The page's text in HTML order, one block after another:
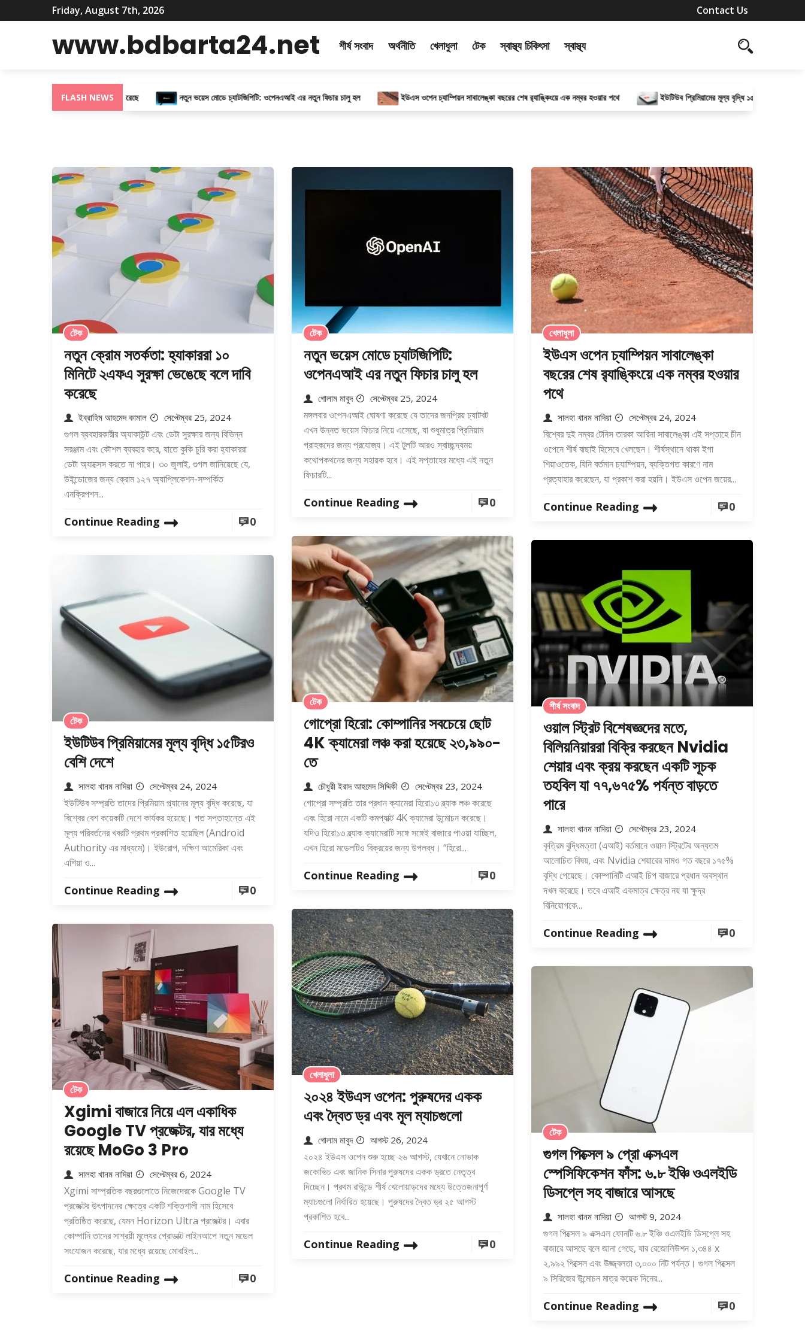
Friday, August 7th, 2026 Contact Us
www.bdbarta24.net শীর্ষ সংবাদ অর্থনীতি খেলাধুলা টেক স্বাস্থ্য চিকিৎসা স্বাস্থ্য
FLASH NEWS
২এফএ সুরক্ষা ভেঙেছে বলে দাবি করেছে নতুন ভয়েস মোডে চ্যাটজিপিটি: ওপেনএআই এর নতুন ফিচার চালু হল ইউএস ওপেন চ্যাম্পিয়ন সাবালেঙ্কা বছরের শেষ র‍্যাঙ্কিংয়ে এক নম্বর হওয়ার পথে ইউটিউব প্রিমিয়ামের মূল্য বৃদ্ধি ১৫টিরও বেশি দেশে
টেক
নতুন ক্রোম সতর্কতা: হ্যাকাররা ১০
মিনিটে ২এফএ সুরক্ষা ভেঙেছে বলে দাবি
করেছে
ইব্রাহিম আহমেদ কামাল সেপ্টেম্বর 25, 2024
গুগল ব্যবহারকারীর অ্যাকাউন্ট এবং ডেটা সুরক্ষার জন্য বিভিন্ন
সরঞ্জাম এবং কৌশল ব্যবহার করে, যাতে কুকি চুরি করা হ্যাকাররা
ডেটা অ্যাক্সেস করতে না পারে। ৩০ জুলাই, গুগল জানিয়েছে যে,
উইন্ডোজের জন্য ক্রোম ১২৭ অ্যাপ্লিকেশন-সম্পর্কিত
এনক্রিপশন...
Continue Reading 0
টেক
নতুন ভয়েস মোডে চ্যাটজিপিটি:
ওপেনএআই এর নতুন ফিচার চালু হল
গোলাম মাবুদ সেপ্টেম্বর 25, 2024
মঙ্গলবার ওপেনএআই ঘোষণা করেছে যে তাদের জনপ্রিয় চ্যাটবট
এখন উন্নত ভয়েস ফিচার নিয়ে এসেছে, যা শুধুমাত্র প্রিমিয়াম
গ্রাহকদের জন্য প্রযোজ্য। এই টুলটি আরও স্বাচ্ছন্দ্যময়
কথোপকথনের জন্য সহায়ক হবে। এই সপ্তাহের মধ্যে এই নতুন
ফিচারটি...
Continue Reading 0
খেলাধুলা
ইউএস ওপেন চ্যাম্পিয়ন সাবালেঙ্কা
বছরের শেষ র‍্যাঙ্কিংয়ে এক নম্বর হওয়ার
পথে
সালহা খানম নাদিয়া সেপ্টেম্বর 24, 2024
বিশ্বের দুই নম্বর টেনিস তারকা আরিনা সাবালেঙ্কা এই সপ্তাহে চীন
ওপেনে শীর্ষ বাছাই হিসেবে খেলছেন। শীর্ষস্থানে থাকা ইগা
শিয়াওতেক, যিনি বর্তমান চ্যাম্পিয়ন, ব্যক্তিগত কারণে নাম
প্রত্যাহার করেছেন, যা প্রকাশ করা হয়নি। ইউএস ওপেন জয়ের...
Continue Reading 0
টেক
ইউটিউব প্রিমিয়ামের মূল্য বৃদ্ধি ১৫টিরও
বেশি দেশে
সালহা খানম নাদিয়া সেপ্টেম্বর 24, 2024
ইউটিউব সম্প্রতি তাদের প্রিমিয়াম প্ল্যানের মূল্য বৃদ্ধি করেছে, যা
বিশ্বের বেশ কয়েকটি দেশে কার্যকর হয়েছে। গত সপ্তাহান্তে এই
মূল্য পরিবর্তনের খবরটি প্রথম প্রকাশিত হয়েছিল (Android
Authority এর মাধ্যমে)। ইউরোপ, দক্ষিণ আমেরিকা এবং
এশিয়া ও...
Continue Reading 0
টেক
গোপ্রো হিরো: কোম্পানির সবচেয়ে ছোট
4K ক্যামেরা লঞ্চ করা হয়েছে ₹২৩,৯৯০-
তে
চৌধুরী ইরাদ আহমেদ সিদ্দিকী সেপ্টেম্বর 23, 2024
গোপ্রো সম্প্রতি তার প্রধান ক্যামেরা হিরো১৩ ব্ল্যাক লঞ্চ করেছে
এবং হিরো নামে একটি কমপ্যাক্ট 4K ক্যামেরা উন্মোচন করেছে।
যদিও হিরো১৩ ব্ল্যাক ক্যামেরাটি সঙ্গে সঙ্গেই বাজারে পাওয়া যাচ্ছিল,
এখন হিরো মডেলটিও বিক্রয়ের জন্য উপলব্ধ। “হিরো...
Continue Reading 0
শীর্ষ সংবাদ
ওয়াল স্ট্রিট বিশেষজ্ঞদের মতে,
বিলিয়নিয়াররা বিক্রি করছেন Nvidia
শেয়ার এবং ক্রয় করছেন একটি সূচক
তহবিল যা ৭৭,৬৭৫% পর্যন্ত বাড়তে
পারে
সালহা খানম নাদিয়া সেপ্টেম্বর 23, 2024
কৃত্রিম বুদ্ধিমত্তা (এআই) বর্তমানে ওয়াল স্ট্রিটের অন্যতম
আলোচিত বিষয়, এবং Nvidia শেয়ারের দামও গত বছরে ১৭৫%
বৃদ্ধি পেয়েছে। কোম্পানিটি এআই চিপ বাজারে প্রধান অবস্থান
দখল করেছে। তবে এআই একমাত্র ক্ষেত্র নয় যা ক্ষুদ্র
বিনিয়োগকে...
Continue Reading 0
টেক
Xgimi বাজারে নিয়ে এল একাধিক
Google TV প্রজেক্টর, যার মধ্যে
রয়েছে MoGo 3 Pro
সালহা খানম নাদিয়া সেপ্টেম্বর 6, 2024
Xgimi সাম্প্রতিক বছরগুলোতে নিজেদেরকে Google TV
প্রজেক্টর উৎপাদনের ক্ষেত্রে একটি শক্তিশালী নাম হিসেবে
প্রতিষ্ঠিত করেছে, যেমন Horizon Ultra প্রজেক্টর। এবার
কোম্পানি তাদের সাশ্রয়ী মূল্যের প্রোডাক্ট লাইনআপে নতুন মডেল
সংযোজন করেছে, যার মধ্যে রয়েছে মোবাইল...
Continue Reading 0
খেলাধুলা
২০২৪ ইউএস ওপেন: পুরুষদের একক
এবং দ্বৈত ড্র এবং মূল ম্যাচগুলো
গোলাম মাবুদ আগস্ট 26, 2024
২০২৪ ইউএস ওপেন শুরু হচ্ছে ২৬ আগস্ট, যেখানে নোভাক
জকোভিচ এবং জানিক সিনার পুরুষদের একক ড্রতে নেতৃত্ব
দিচ্ছেন। প্রথম রাউন্ডে শীর্ষ খেলোয়াড়দের মধ্যে উত্তেজনাপূর্ণ
ম্যাচগুলো নির্ধারিত হয়েছে। পুরুষদের দ্বৈত ড্র ২৫ আগস্ট
প্রকাশিত হবে...
Continue Reading 0
টেক
গুগল পিক্সেল ৯ প্রো এক্সএল
স্পেসিফিকেশন ফাঁস: ৬.৮ ইঞ্চি ওএলইডি
ডিসপ্লে সহ বাজারে আসছে
সালহা খানম নাদিয়া আগস্ট 9, 2024
গুগল পিক্সেল ৯ এক্সএল ফোনটি ৬.৮ ইঞ্চি ওএলইডি ডিসপ্লে সহ
বাজারে আসছে বলে জানা গেছে, যার রেজোলিউশন ১,৩৪৪ x
২,৯৯২ পিক্সেল এবং উজ্জ্বলতা ৩,০০০ নিট পর্যন্ত। গুগল পিক্সেল
৯ সিরিজের উন্মোচন মাত্র কয়েক দিনের...
Continue Reading 0